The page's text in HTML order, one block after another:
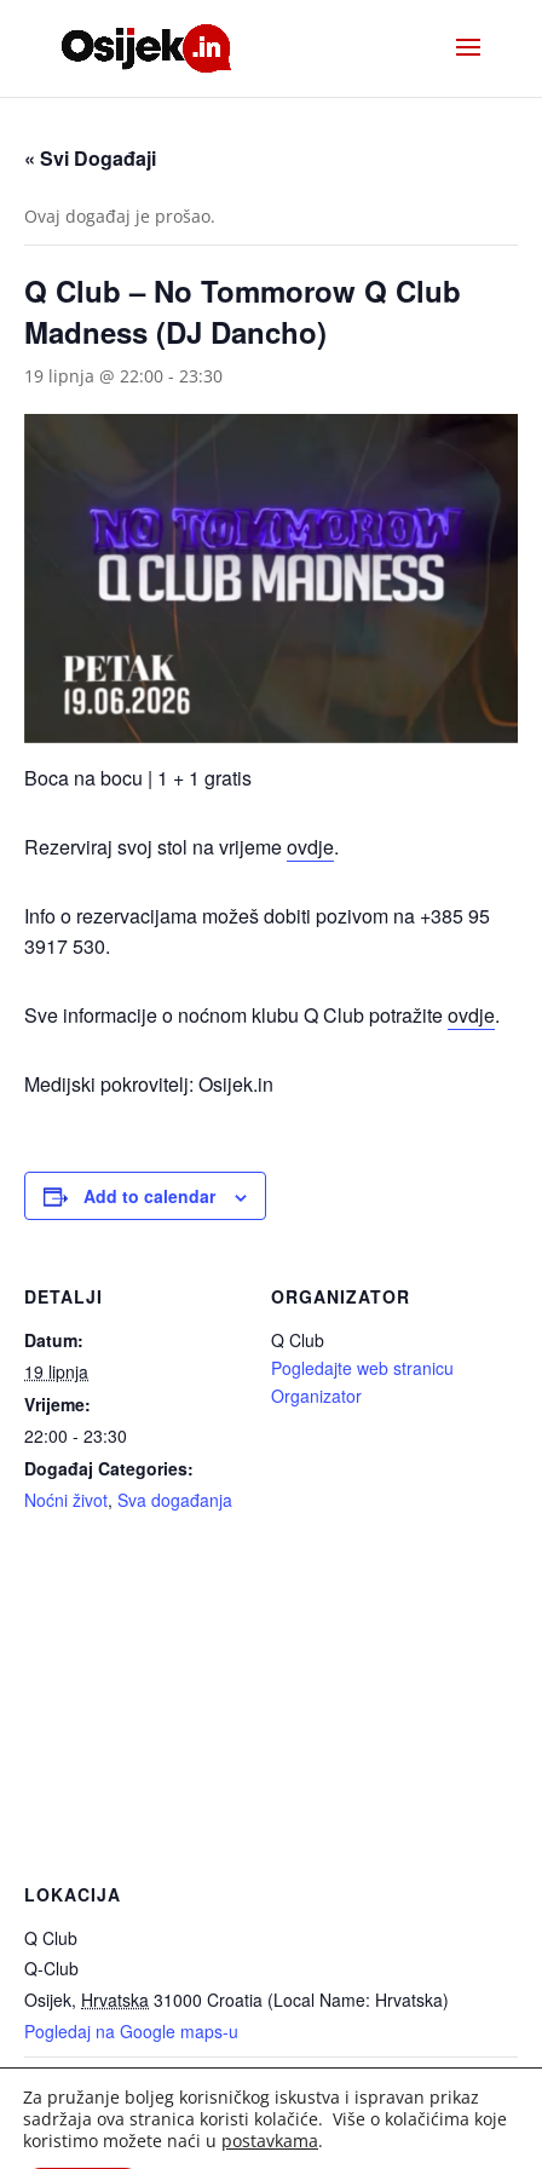
« Svi Događaji
Ovaj događaj je prošao.
Q Club – No Tommorow Q Club
Madness (DJ Dancho)
19 lipnja @ 22:00 - 23:30
Boca na bocu | 1 + 1 gratis
Rezerviraj svoj stol na vrijemeovdje.
Info o rezervacijama možeš dobiti pozivom na +385 95
3917 530.
Sve informacije o noćnom klubu Q Club potražiteovdje.
Medijski pokrovitelj: Osijek.in
Add to calendar
DETALJI
Datum:
19 lipnja
Vrijeme:
22:00 - 23:30
Događaj Categories:
Noćni život, Sva događanja
ORGANIZATOR
Q Club
Pogledajte web stranicu
Organizator
LOKACIJA
Q Club
Q-Club
Osijek, Hrvatska 31000 Croatia (Local Name: Hrvatska)
Pogledaj na Google maps-u
Diverse Caffe – DJ Pekzi Croatian Drift Challenge
Za pružanje boljeg korisničkog iskustva i ispravan prikaz
sadržaja ova stranica koristi kolačiće. Više o kolačićima koje
koristimo možete naći u postavkama.